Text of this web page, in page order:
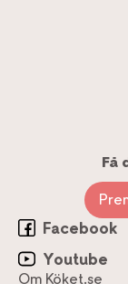
Få
Facebook
Youtube
Om Köket.se